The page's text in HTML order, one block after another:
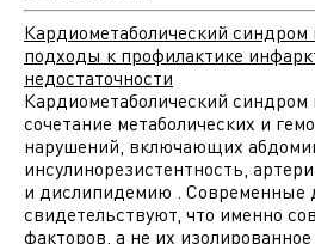
Кардиометаболический
подходы к профилактике
недостаточности
Кардиометаболический синдром
сочетание метаболических и
нарушений, включающих
инсулинорезистентность,
и дислипидемию . Современные
свидетельствуют, что именно
факторов, а не их